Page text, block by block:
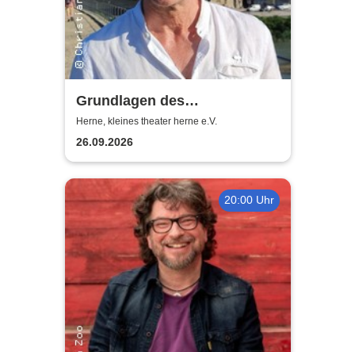
Grundlagen des
Schauspielens - Dr. Christian
Weymayr
Herne, kleines theater herne e.V.
26.09.2026
20:00 Uhr